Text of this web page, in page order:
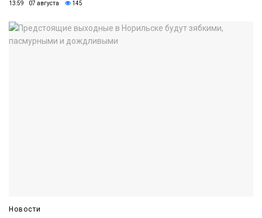
13:59 07 августа 145
Новости